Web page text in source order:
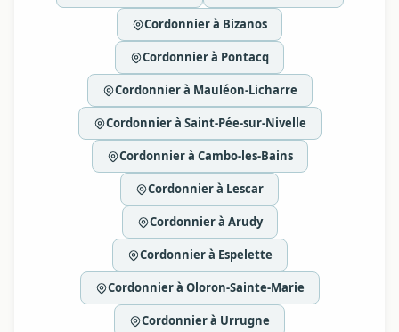
Cordonnier à Bizanos
Cordonnier à Pontacq
Cordonnier à Mauléon-Licharre
Cordonnier à Saint-Pée-sur-Nivelle
Cordonnier à Cambo-les-Bains
Cordonnier à Lescar
Cordonnier à Arudy
Cordonnier à Espelette
Cordonnier à Oloron-Sainte-Marie
Cordonnier à Urrugne